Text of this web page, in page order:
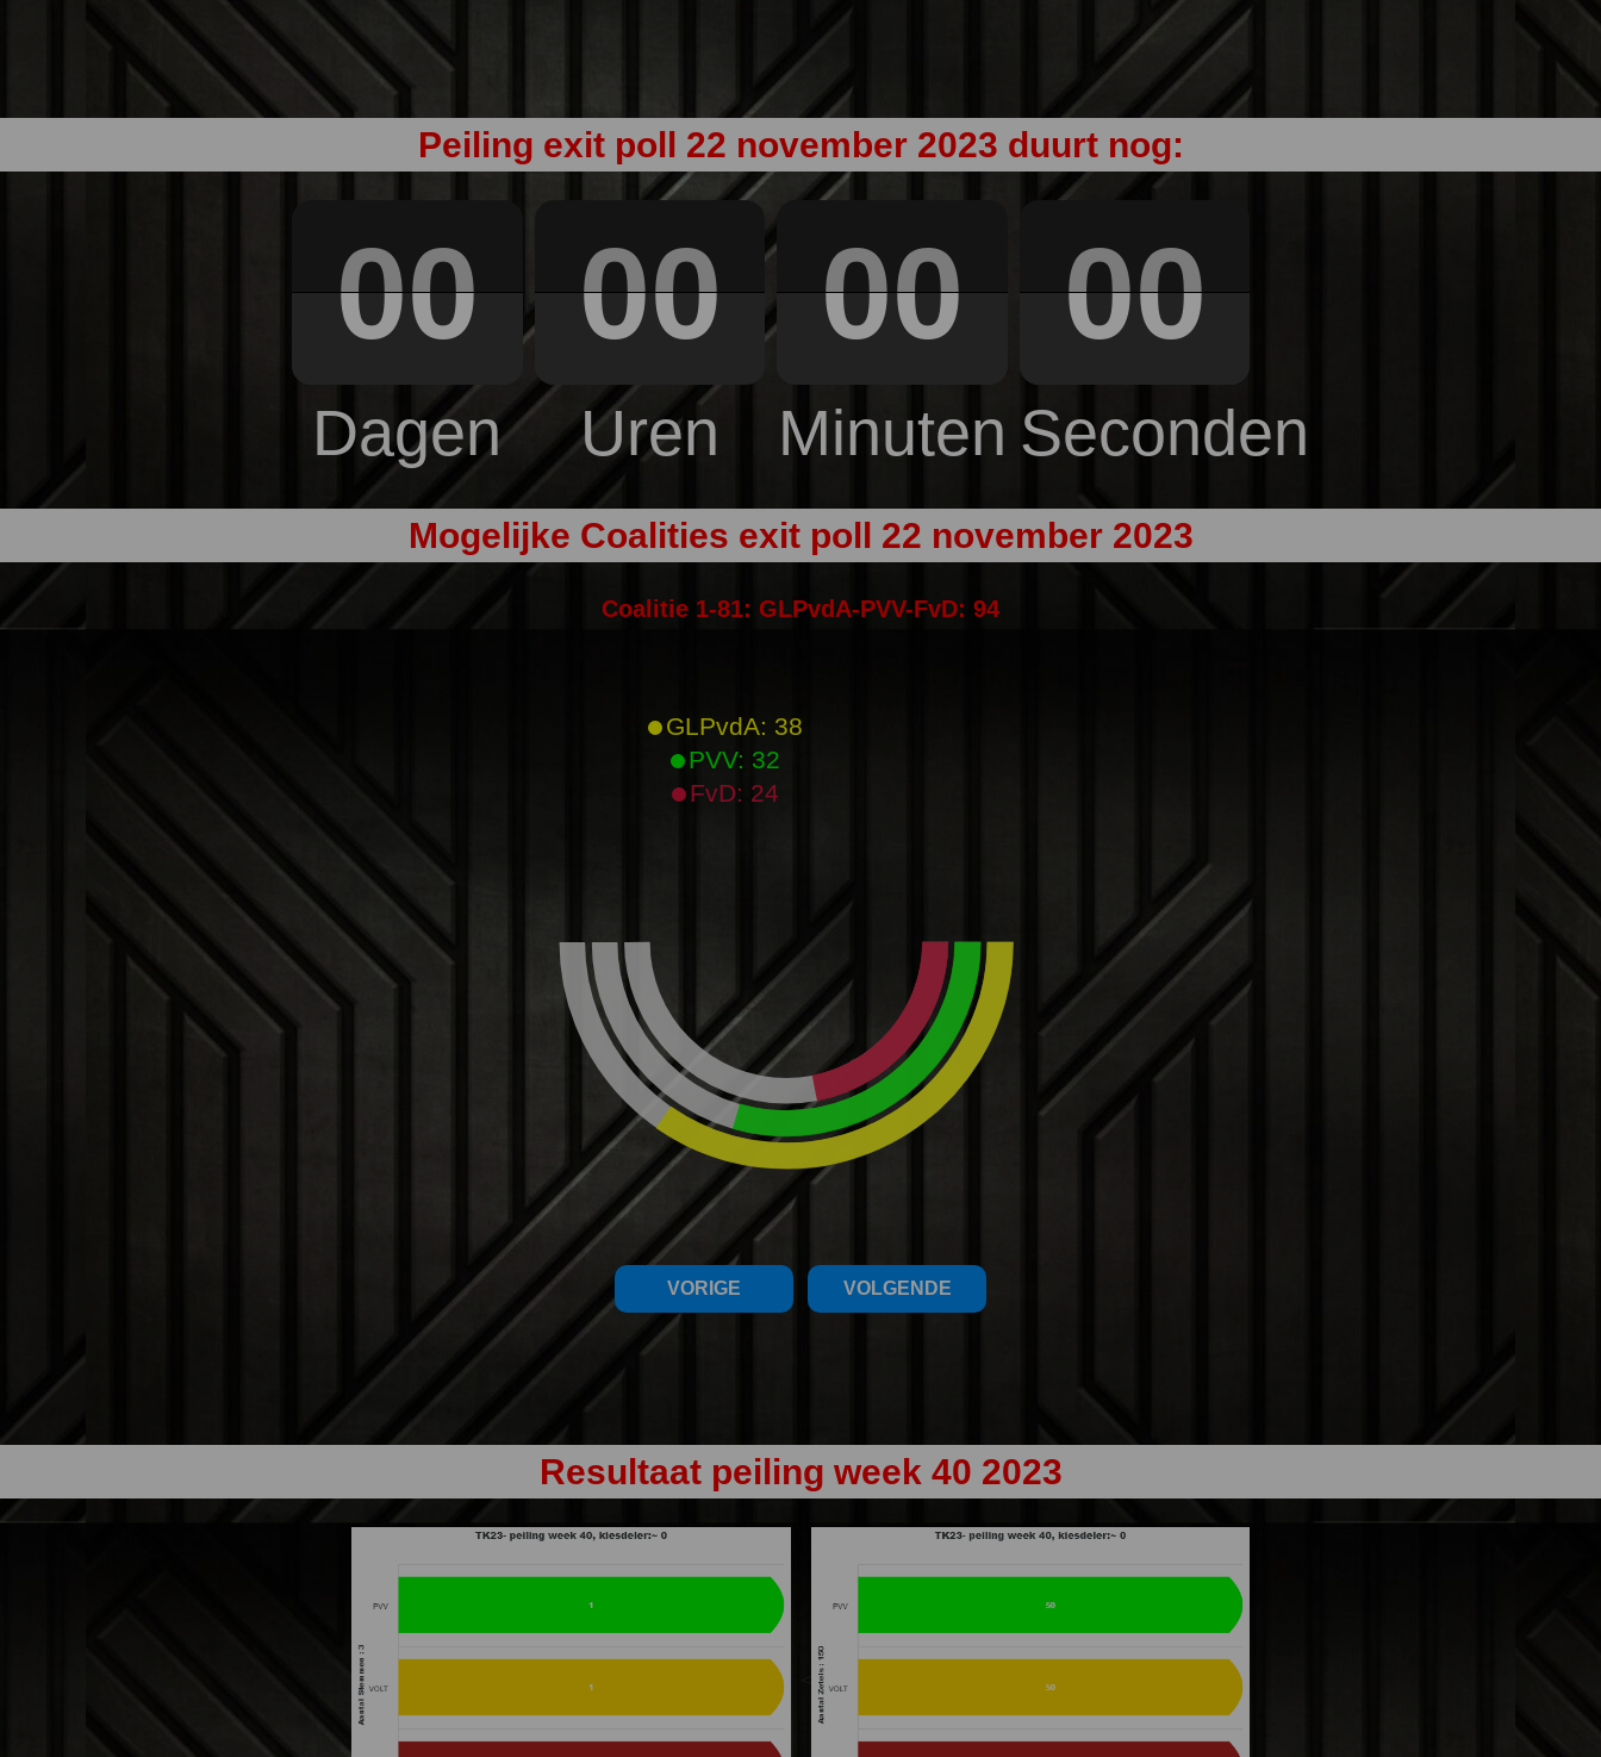
Peiling exit poll 22 november 2023 duurt nog:
00
Dagen
00
Uren
00
Minuten
00
Seconden
Mogelijke Coalities exit poll 22 november 2023
Coalitie 1-81: GLPvdA-PVV-FvD: 94
GLPvdA: 38
PVV: 32
FvD: 24
VORIGE VOLGENDE
Resultaat peiling week 40 2023